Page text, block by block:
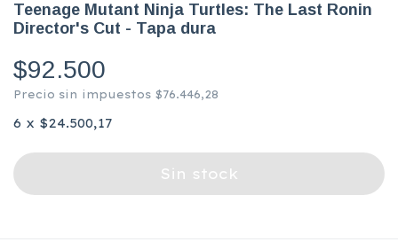
Teenage Mutant Ninja Turtles: The Last Ronin
Director's Cut - Tapa dura
$92.500
Precio sin impuestos $76.446,28
6 x $24.500,17